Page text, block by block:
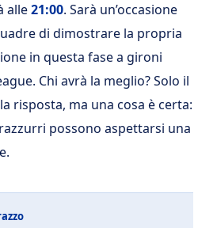
alle21:00. Sarà un’occasione
di dimostrare la propria
in questa fase a gironi
Chi avrà la meglio? Solo il
risposta, ma una cosa è certa:
possono aspettarsi una